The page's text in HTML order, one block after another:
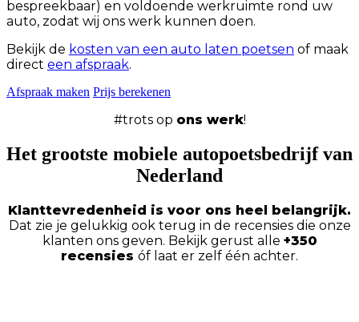
bespreekbaar) en voldoende werkruimte rond uw
auto, zodat wij ons werk kunnen doen.
Bekijk de kosten van een auto laten poetsen of maak
direct een afspraak.
Afspraak maken Prijs berekenen
#trots op ons werk!
Het grootste mobiele autopoetsbedrijf van
Nederland
Klanttevredenheid is voor ons heel belangrijk.
Dat zie je gelukkig ook terug in de recensies die onze
klanten ons geven. Bekijk gerust alle +350
recensies óf laat er zelf één achter.